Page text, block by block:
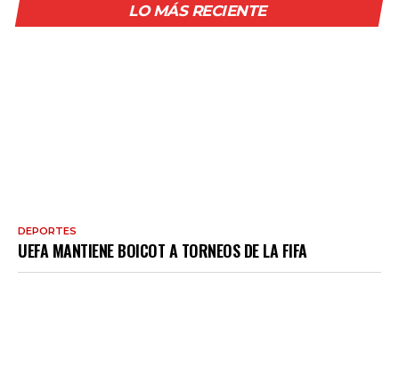
LO MÁS RECIENTE
DEPORTES
UEFA MANTIENE BOICOT A TORNEOS DE LA FIFA